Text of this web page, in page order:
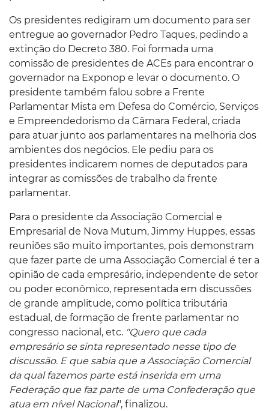
Os presidentes redigiram um documento para ser
entregue ao governador Pedro Taques, pedindo a
extinção do Decreto 380. Foi formada uma
comissão de presidentes de ACEs para encontrar o
governador na Exponop e levar o documento. O
presidente também falou sobre a Frente
Parlamentar Mista em Defesa do Comércio, Serviços
e Empreendedorismo da Câmara Federal, criada
para atuar junto aos parlamentares na melhoria dos
ambientes dos negócios. Ele pediu para os
presidentes indicarem nomes de deputados para
integrar as comissões de trabalho da frente
parlamentar.
Para o presidente da Associação Comercial e
Empresarial de Nova Mutum, Jimmy Huppes, essas
reuniões são muito importantes, pois demonstram
que fazer parte de uma Associação Comercial é ter a
opinião de cada empresário, independente de setor
ou poder econômico, representada em discussões
de grande amplitude, como política tributária
estadual, de formação de frente parlamentar no
congresso nacional, etc. "Quero que cada
empresário se sinta representado nesse tipo de
discussão. E que sabia que a Associação Comercial
da qual fazemos parte está inserida em uma
Federação que faz parte de uma Confederação que
atua em nível Nacional", finalizou.